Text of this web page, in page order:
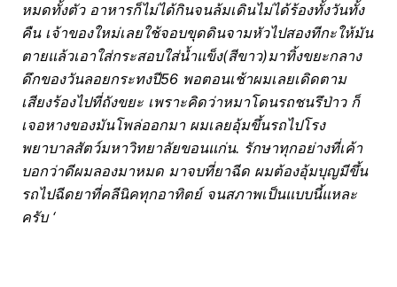
หมดทั้งตัว อาหารก็ไม่ได้กินจนล้มเดินไม่ได้ร้องทั้งวันทั้ง
คืน เจ้าของใหม่เลยใช้จอบขุดดินจามหัวไปสองทีกะให้มัน
ตายแล้วเอาใส่กระสอบใส่น้ำแข็ง(สีขาว)มาทิ้งขยะกลาง
ดึกของวันลอยกระทงปี56 พอตอนเช้าผมเลยเดิดตาม
เสียงร้องไปที่ถังขยะ เพราะคิดว่าหมาโดนรถชนรึป่าว ก็
เจอหางของมันโพล่ออกมา ผมเลยอุ้มขึ้นรถไปโรง
พยาบาลสัตว์มหาวิทยาลัยขอนแก่น. รักษาทุกอย่างที่เค้า
บอกว่าดีผมลองมาหมด มาจบที่ยาฉีด ผมต้องอุ้มบุญมีขึ้น
รถไปฉีดยาที่คลีนิคทุกอาทิตย์ จนสภาพเป็นแบบนี้แหละ
ครับ ‘